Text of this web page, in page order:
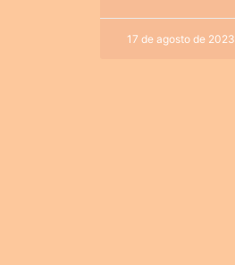
17 de agosto de 2023